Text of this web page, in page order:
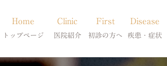
Home
トップページ
Clinic
医院紹介
First
初診の方へ
Disease
疾患・症状